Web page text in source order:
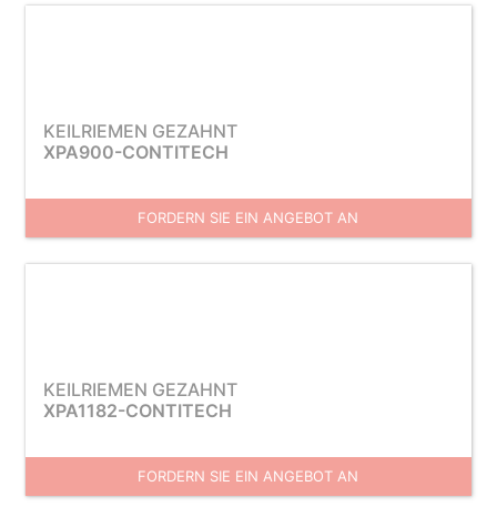
KEILRIEMEN GEZAHNT
XPA900-CONTITECH
FORDERN SIE EIN ANGEBOT AN
KEILRIEMEN GEZAHNT
XPA1182-CONTITECH
FORDERN SIE EIN ANGEBOT AN